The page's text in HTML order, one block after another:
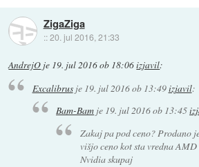
ZigaZiga
::20. jul 2016, 21:33
AndrejO je 19. jul 2016 ob 18:06izjavil:
Excalibrusje 19. jul 2016 ob 13:49izjavil:
Bam-Bam je 19. jul 2016 ob 13:45
Zakaj pa pod ceno? Prodano
višjo ceno kot sta vredna
Nvidia skupaj